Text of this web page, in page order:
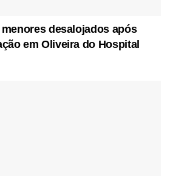
desalojados após
em Oliveira do Hospital